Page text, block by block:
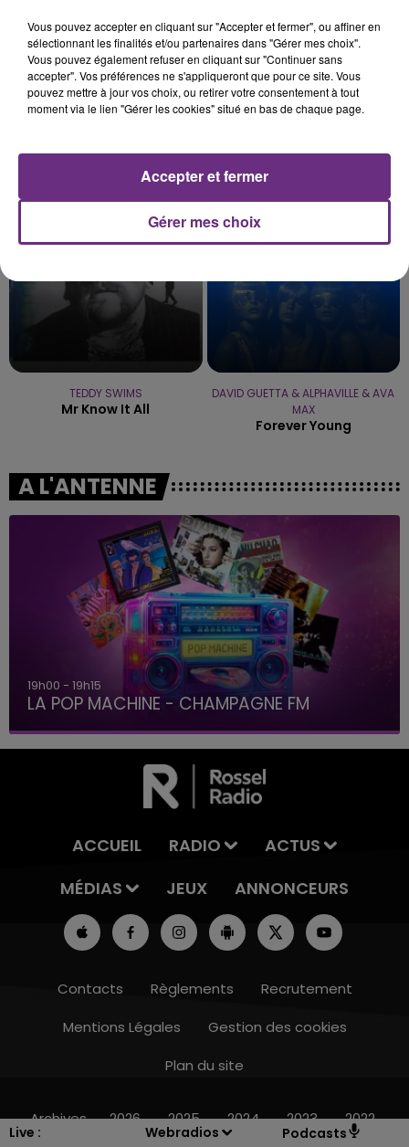
Live :
Webradios Podcasts
15h00 - 19h00
10h16
LE MAGASIN JOUÉCLUB DE REIMS FERME
SES PORTES
C'était l'une des institutions du centre-ville
rémois. Le magasin JouéClub est contraint de
TITRES DIFFUSÉS
13h34
13h34
TEDDY SWIMS
Mr Know It All
13h28
13h28
DAVID GUETTA & ALPHAVILLE & AVA
MAX
Forever Young
A L'ANTENNE
19h00 - 19h15
LA POP MACHINE - CHAMPAGNE FM
ACCUEIL RADIO
ACTUS
MÉDIAS
JEUX ANNONCEURS
Contacts Règlements
Recrutement
Mentions Légales
Gestion des cookies
Plan du site
Archives 2026 2025 2024 2023 2022
Vous pouvez accepter en cliquant sur "Accepter et fermer", ou affiner en
sélectionnant les finalités et/ou partenaires dans "Gérer mes choix".
Vous pouvez également refuser en cliquant sur "Continuer sans
accepter". Vos préférences ne s'appliqueront que pour ce site. Vous
pouvez mettre à jour vos choix, ou retirer votre consentement à tout
moment via le lien "Gérer les cookies" situé en bas de chaque page.
Gérer mes choix
Accepter et fermer